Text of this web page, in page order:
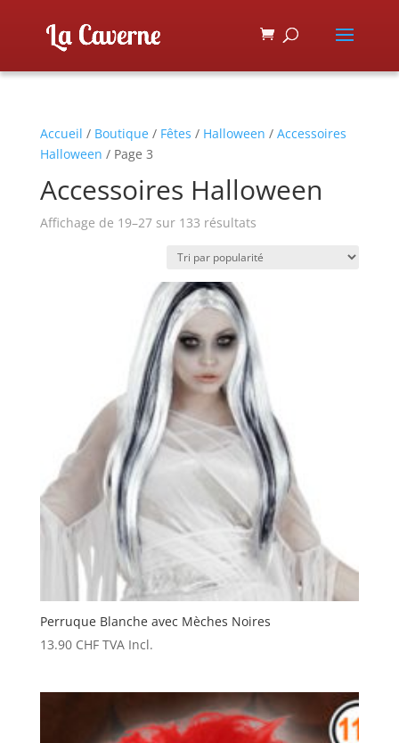
Accueil / Boutique/ Fêtes / Halloween / Accessoires
Halloween / Page 3
Accessoires Halloween
Affichage de 19–27 sur 133 résultats
Perruque Blanche avec Mèches Noires
13.90 CHF TVA Incl.